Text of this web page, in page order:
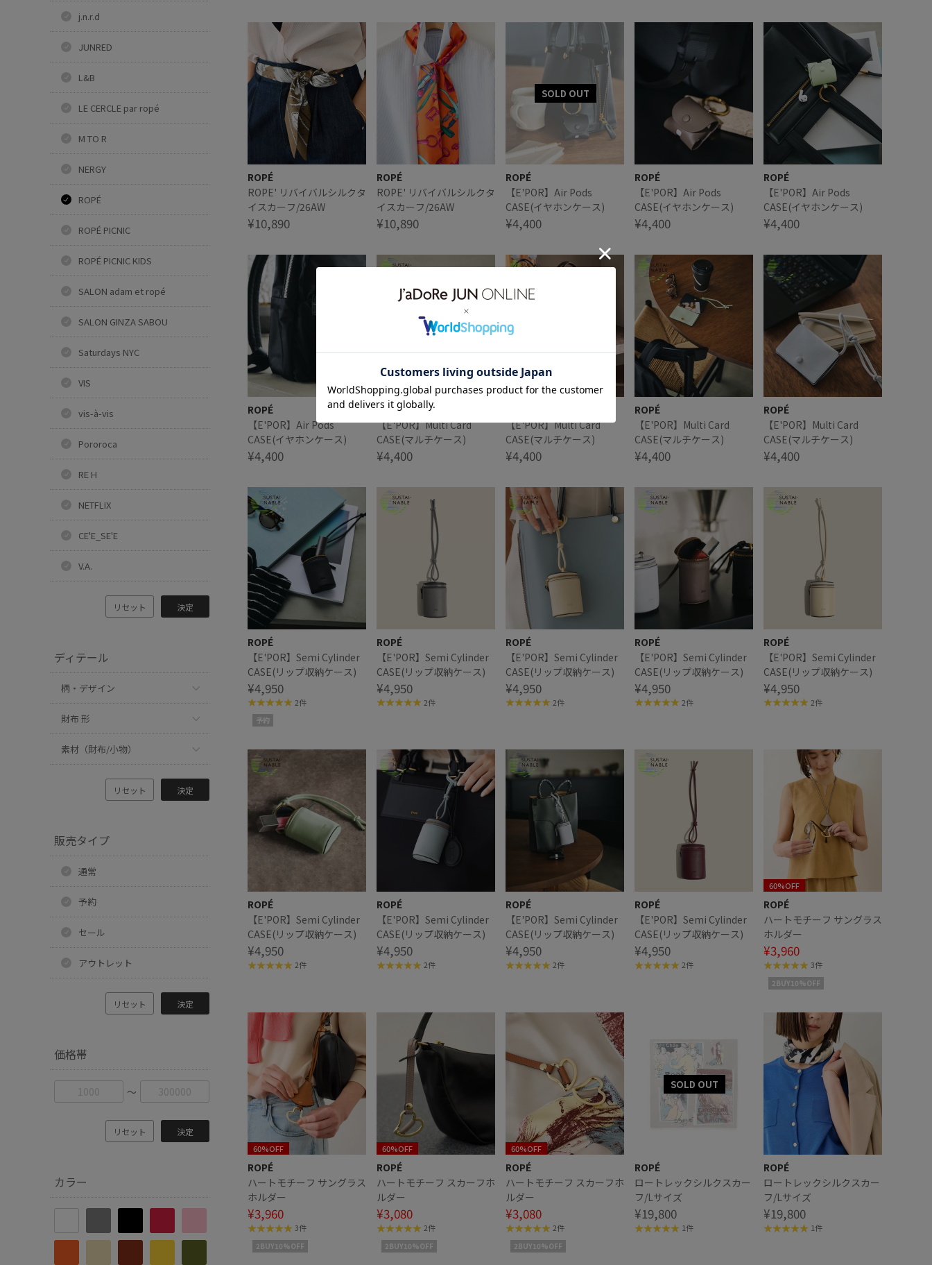
j.n.r.d
JUNRED
L&B
LE CERCLE par ropé
M TO R
NERGY
ROPÉ
ROPÉ PICNIC
ROPÉ PICNIC KIDS
SALON adam et ropé
SALON GINZA SABOU
Saturdays NYC
VIS
vis-à-vis
Pororoca
RE H
NETFLIX
CE'E_SE'E
V.A.
リセット 決定
ディテール
柄・デザイン
財布 形
素材（財布/小物）
リセット 決定
販売タイプ
通常
予約
セール
アウトレット
リセット 決定
価格帯
〜
リセット 決定
カラー
ROPÉ
ROPE' リバイバルシルクタ
イスカーフ/26AW
¥10,890
ROPÉ
ROPE' リバイバルシルクタ
イスカーフ/26AW
¥10,890
ROPÉ
【E'POR】Air Pods
CASE(イヤホンケース)
¥4,400
ROPÉ
【E'POR】Air Pods
CASE(イヤホンケース)
¥4,400
ROPÉ
【E'POR】Air Pods
CASE(イヤホンケース)
¥4,400
ROPÉ
【E'POR】Air Pods
CASE(イヤホンケース)
¥4,400
ROPÉ
【E'POR】Multi Card
CASE(マルチケース)
¥4,400
【E'POR】Multi Card
CASE(マルチケース)
¥4,400
ROPÉ
【E'POR】Multi Card
CASE(マルチケース)
¥4,400
ROPÉ
【E'POR】Multi Card
CASE(マルチケース)
¥4,400
ROPÉ
【E'POR】Semi Cylinder
CASE(リップ収納ケース)
¥4,950
2件
予約
ROPÉ
【E'POR】Semi Cylinder
CASE(リップ収納ケース)
¥4,950
2件
ROPÉ
【E'POR】Semi Cylinder
CASE(リップ収納ケース)
¥4,950
2件
ROPÉ
【E'POR】Semi Cylinder
CASE(リップ収納ケース)
¥4,950
2件
ROPÉ
【E'POR】Semi Cylinder
CASE(リップ収納ケース)
¥4,950
2件
ROPÉ
【E'POR】Semi Cylinder
CASE(リップ収納ケース)
¥4,950
2件
ROPÉ
【E'POR】Semi Cylinder
CASE(リップ収納ケース)
¥4,950
2件
ROPÉ
【E'POR】Semi Cylinder
CASE(リップ収納ケース)
¥4,950
2件
ROPÉ
【E'POR】Semi Cylinder
CASE(リップ収納ケース)
¥4,950
2件
60%OFF
ROPÉ
ハートモチーフ サングラス
ホルダー
¥3,960
3件
2BUY10%OFF
60%OFF
ROPÉ
ハートモチーフ サングラス
ホルダー
¥3,960
3件
2BUY10%OFF
60%OFF
ROPÉ
ハートモチーフ スカーフホ
ルダー
¥3,080
2件
2BUY10%OFF
60%OFF
ROPÉ
ハートモチーフ スカーフホ
ルダー
¥3,080
2件
2BUY10%OFF
ROPÉ
ロートレックシルクスカー
フ/Lサイズ
¥19,800
1件
ROPÉ
ロートレックシルクスカー
フ/Lサイズ
¥19,800
1件